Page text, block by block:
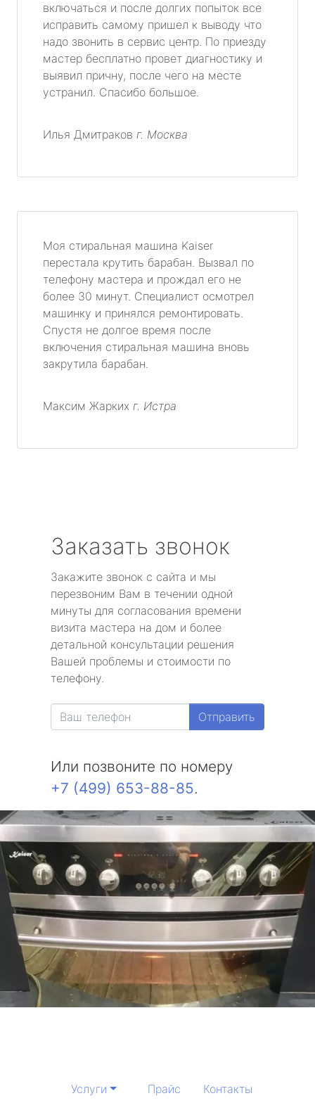
включаться и после долгих попыток все
исправить самому пришел к выводу что
надо звонить в сервис центр. По приезду
мастер бесплатно провет диагностику и
выявил причну, после чего на месте
устранил. Спасибо большое.
Илья Дмитраков г. Москва
Моя стиральная машина Kaiser
перестала крутить барабан. Вызвал по
телефону мастера и прождал его не
более 30 минут. Специалист осмотрел
машинку и принялся ремонтировать.
Спустя не долгое время после
включения стиральная машина вновь
закрутила барабан.
Максим Жарких г. Истра
Заказать звонок
Закажите звонок с сайта и мы
перезвоним Вам в течении одной
минуты для согласования времени
визита мастера на дом и более
детальной консультации решения
Вашей проблемы и стоимости по
телефону.
Отправить
Или позвоните по номеру
+7 (499) 653-88-85.
Услуги Прайс
Контакты